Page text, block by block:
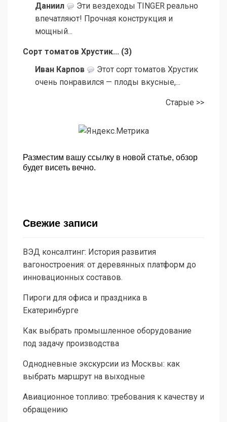
Даниил
Эти вездеходы TINGER реально
впечатляют! Прочная конструкция и
мощный...
Сорт томатов Хрустик... (3)
Иван Карпов
Этот сорт томатов Хрустик
очень понравился — плоды вкусные,...
Старые >>
Разместим вашу ссылку в новой статье, обзор
будет висеть вечно.
Свежие записи
ВЭД консалтинг: История развития
вагоностроения: от деревянных платформ до
инновационных составов.
Пироги для офиса и праздника в
Екатеринбурге
Как выбрать промышленное оборудование
под задачу производства
Однодневные экскурсии из Москвы: как
выбрать маршрут на выходные
Авиационное топливо: требования к качеству и
обращению